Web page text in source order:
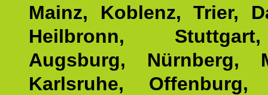
Mainz, Koblenz, Trier,
Heilbronn,
Augsburg, Nürnberg,
Karlsruhe, Offenburg,